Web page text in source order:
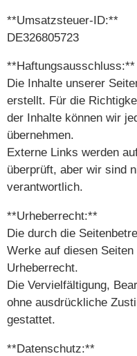
**Umsatzsteuer-ID:**
DE326805723
**Haftungsausschluss:**
Die Inhalte unserer
erstellt. Für die
der Inhalte können wir
übernehmen.
Externe Links werden
überprüft, aber wir sind
verantwortlich.
**Urheberrecht:**
Die durch die
Werke auf diesen
Urheberrecht.
Die Vervielfältigung,
ohne ausdrückliche
gestattet.
**Datenschutz:**